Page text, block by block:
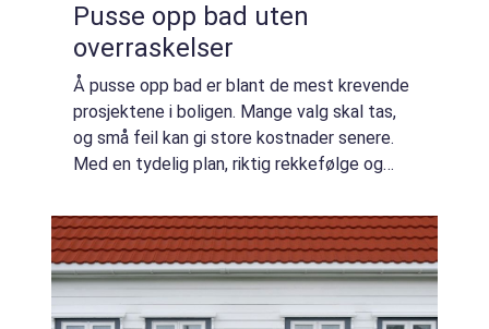
Pusse opp bad uten
overraskelser
Å pusse opp bad er blant de mest krevende
prosjektene i boligen. Mange valg skal tas,
og små feil kan gi store kostnader senere.
Med en tydelig plan, riktig rekkefølge og
ryddig, try...